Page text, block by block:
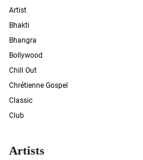
Artist
Bhakti
Bhangra
Bollywood
Chill Out
Chrétienne Gospel
Classic
Club
Artists